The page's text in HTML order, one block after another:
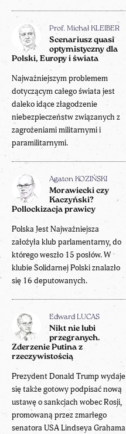
Prof. Michał KLEIBER
Scenariusz quasi
optymistyczny dla
Polski, Europy i świata
Najważniejszym problemem
dotyczącym całego świata jest
daleko idące złagodzenie
niebezpieczeństw związanych z
zagrożeniami militarnymi i
paramilitarnymi.
Agaton KOZIŃSKI
Morawiecki czy
Kaczyński?
Pollockizacja prawicy
Polska Jest Najważniejsza
założyła klub parlamentarny, do
którego weszło 15 posłów. W
klubie Solidarnej Polski znalazło
się 16 deputowanych.
Edward LUCAS
Nikt nie lubi
przegranych.
Zderzenie Putina z
rzeczywistością
Prezydent Donald Trump wydaje
się także gotowy podpisać nową
ustawę o sankcjach wobec Rosji,
promowaną przez zmarłego
senatora USA Lindseya Grahama